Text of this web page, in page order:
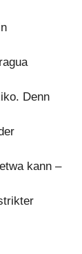
Denn
kann –